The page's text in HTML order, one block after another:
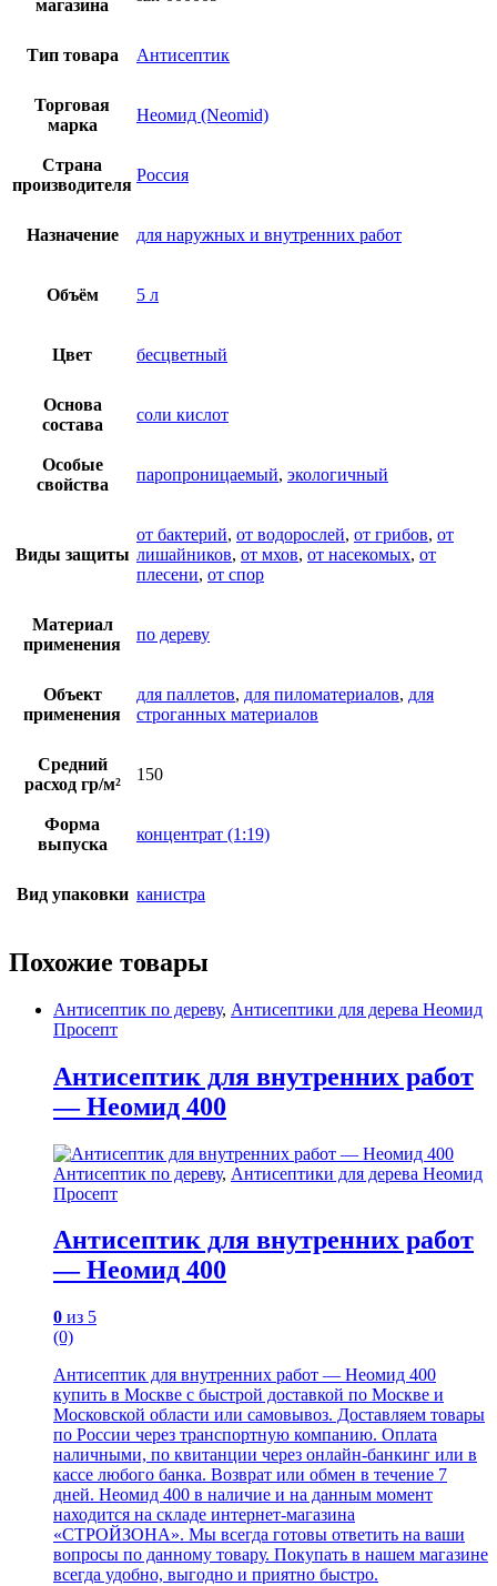
магазина
Тип товара Антисептик
Торговая
марка
Неомид (Neomid)
Страна
производителя
Россия
Назначение для наружных и внутренних работ
Объём 5 л
Цвет бесцветный
Основа
состава
соли кислот
Особые
свойства
паропроницаемый, экологичный
Виды защиты
от бактерий, от водорослей, от грибов, от
лишайников, от мхов, от насекомых, от
плесени, от спор
Материал
применения
по дереву
Объект
применения
для паллетов, для пиломатериалов, для
строганных материалов
Средний
расход гр/м²
150
Форма
выпуска
концентрат (1:19)
Вид упаковки канистра
Похожие товары
Антисептик по дереву, Антисептики для дерева Неомид
Просепт
Антисептик для внутренних работ
— Неомид 400
Антисептик по дереву, Антисептики для дерева Неомид
Просепт
Антисептик для внутренних работ
— Неомид 400
0 из 5
(0)
Антисептик для внутренних работ — Неомид 400
купить в Москве с быстрой доставкой по Москве и
Московской области или самовывоз. Доставляем товары
по России через транспортную компанию. Оплата
наличными, по квитанции через онлайн-банкинг или в
кассе любого банка. Возврат или обмен в течение 7
дней. Неомид 400 в наличие и на данным момент
находится на складе интернет-магазина
«СТРОЙЗОНА». Мы всегда готовы ответить на ваши
вопросы по данному товару. Покупать в нашем магазине
всегда удобно, выгодно и приятно быстро.